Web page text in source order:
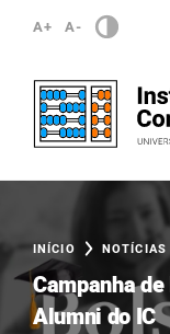
A+ A-
INÍCIO NOTÍCIAS
Campanha
Alumni do IC